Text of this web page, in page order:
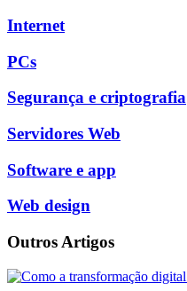
Internet
PCs
Segurança e criptografia
Servidores Web
Software e app
Web design
Outros Artigos